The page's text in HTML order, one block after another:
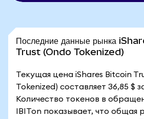
Последние данные рынка
Trust (Ondo Tokenized)
Текущая цена iShares Bitcoin
Tokenized) составляет 36,85 $
Количество токенов в
IBITon показывает, что общая